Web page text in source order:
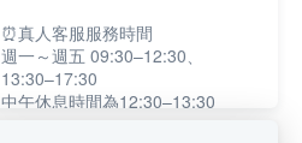
⏰真人客服服務時間
週一～週五 09:30–12:30、
13:30–17:30
中午休息時間為12:30–13:30